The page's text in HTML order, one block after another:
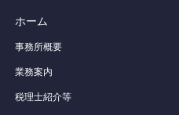
ホーム
事務所概要
業務案内
税理士紹介等